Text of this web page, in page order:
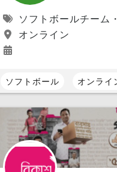
ソフトボールチーム
オンライン
ソフトボール オンライ